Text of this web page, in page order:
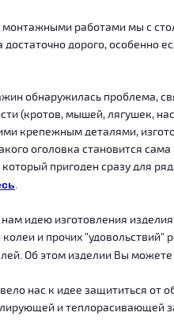
работами мы с
достаточно дорого, особенно
обнаружилась проблема,
(кротов, мышей, лягушек,
крепежным деталями,
оголовка становится
пригоден сразу для
.
идею изготовления
и прочих
Об этом изделии Вы
нас к идее защититься от
и теплорасивающей